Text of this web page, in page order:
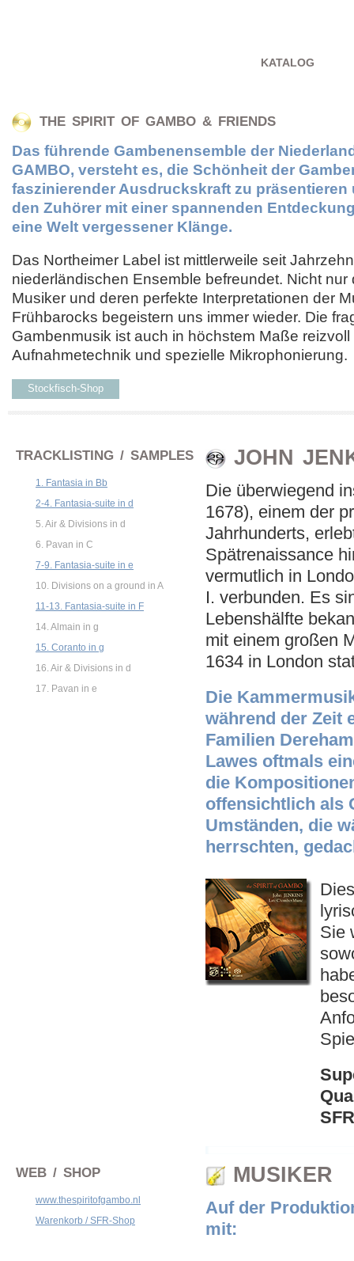
KATALOG
THE SPIRIT OF GAMBO & FRIENDS
Das führende Gambenensemble der
GAMBO, versteht es, die Schönheit der
faszinierender Ausdruckskraft zu präsentieren
den Zuhörer mit einer spannenden
eine Welt vergessener Klänge.
Das Northeimer Label ist mittlerweile seit
niederländischen Ensemble befreundet. Nicht nur
Musiker und deren perfekte Interpretationen der
Frühbarocks begeistern uns immer wieder. Die
Gambenmusik ist auch in höchstem Maße
Aufnahmetechnik und spezielle Mikrophonierung.
Stockfisch-Shop
TRACKLISTING / SAMPLES
1. Fantasia in Bb
2-4. Fantasia-suite in d
5. Air & Divisions in d
6. Pavan in C
7-9. Fantasia-suite in e
10. Divisions on a ground in A
11-13. Fantasia-suite in F
14. Almain in g
15. Coranto in g
16. Air & Divisions in d
17. Pavan in e
JOHN
Die überwiegend
1678), einem der
Jahrhunderts,
Spätrenaissance
vermutlich in
I. verbunden. Es
Lebenshälfte
mit einem großen
1634 in London
Die
während der Zeit
Familien
Lawes oftmals
die
offensichtlich als
Umständen, die
herrschten,
Sie
WEB / SHOP
www.thespiritofgambo.nl
Warenkorb / SFR-Shop
MUSIKER
Auf der
mit: